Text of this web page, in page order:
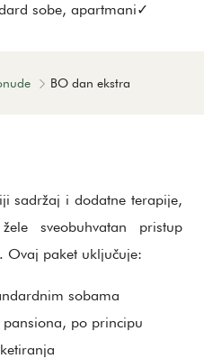
sobe, apartmani✓
BO dan ekstra
sadržaj i dodatne terapije,
sveobuhvatan pristup
Ovaj paket uključuje:
sobama
po principu